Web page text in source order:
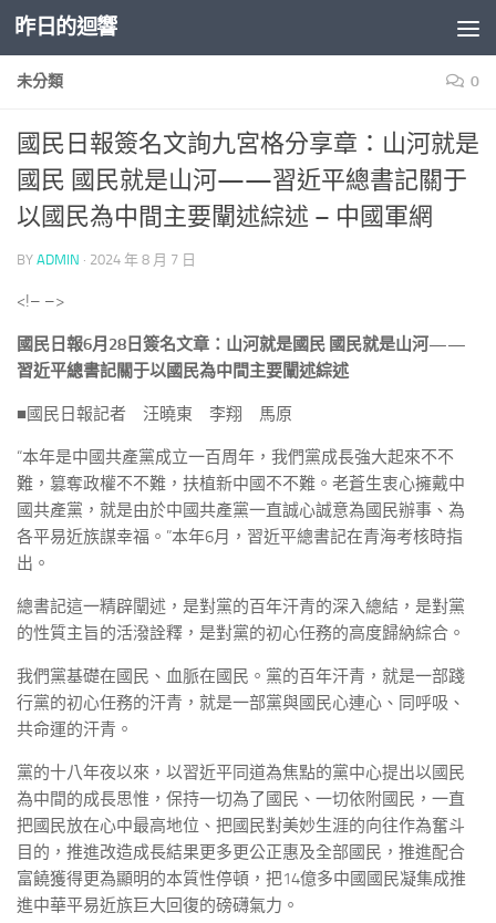
Skip to content
昨日的迴響
未分類 0
國民日報簽名文詢九宮格分享章：山河就是
國民 國民就是山河——習近平總書記關于
以國民為中間主要闡述綜述 – 中國軍網
BY ADMIN · 2024 年 8 月 7 日
<!– –>
國民日報6月28日簽名文章：山河就是國民 國民就是山河——
習近平總書記關于以國民為中間主要闡述綜述
■國民日報記者 汪曉東 李翔 馬原
“本年是中國共產黨成立一百周年，我們黨成長強大起來不不
難，篡奪政權不不難，扶植新中國不不難。老蒼生衷心擁戴中
國共產黨，就是由於中國共產黨一直誠心誠意為國民辦事、為
各平易近族謀幸福。”本年6月，習近平總書記在青海考核時指
出。
總書記這一精辟闡述，是對黨的百年汗青的深入總結，是對黨
的性質主旨的活潑詮釋，是對黨的初心任務的高度歸納綜合。
我們黨基礎在國民、血脈在國民。黨的百年汗青，就是一部踐
行黨的初心任務的汗青，就是一部黨與國民心連心、同呼吸、
共命運的汗青。
黨的十八年夜以來，以習近平同道為焦點的黨中心提出以國民
為中間的成長思惟，保持一切為了國民、一切依附國民，一直
把國民放在心中最高地位、把國民對美妙生涯的向往作為奮斗
目的，推進改造成長結果更多更公正惠及全部國民，推進配合
富饒獲得更為顯明的本質性停頓，把14億多中國國民凝集成推
進中華平易近族巨大回復的磅礴氣力。